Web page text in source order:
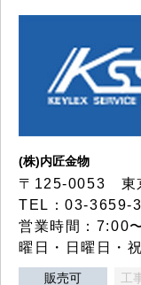
(株)内匠金物
〒125-0053 東
TEL：03-3659-
営業時間：7:00
曜日・日曜日・
販売可 工